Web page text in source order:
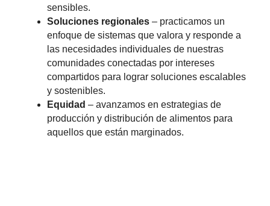
sensibles.
Soluciones regionales – practicamos un
enfoque de sistemas que valora y responde a
las necesidades individuales de nuestras
comunidades conectadas por intereses
compartidos para lograr soluciones escalables
y sostenibles.
Equidad – avanzamos en estrategias de
producción y distribución de alimentos para
aquellos que están marginados.